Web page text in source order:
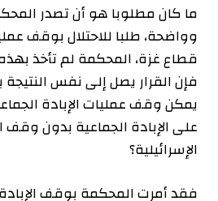
ما كان مطلوبا هو أن تصدر
وواضحة، طلبا للاحتلال بوقف
قطاع غزة، المحكمة لم تأخذ
فإن القرار يصل إلى نفس
يمكن وقف عمليات الإبادة
على الإبادة الجماعية بدون وقف
الإسرائيلية؟
فقد أمرت المحكمة بوقف